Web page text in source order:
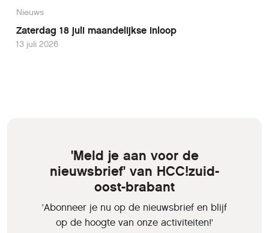
Nieuws
Zaterdag 18 juli maandelijkse inloop
13 juli 2026
'Meld je aan voor de
nieuwsbrief' van HCC!zuid-
oost-brabant
'Abonneer je nu op de nieuwsbrief en blijf
op de hoogte van onze activiteiten!'